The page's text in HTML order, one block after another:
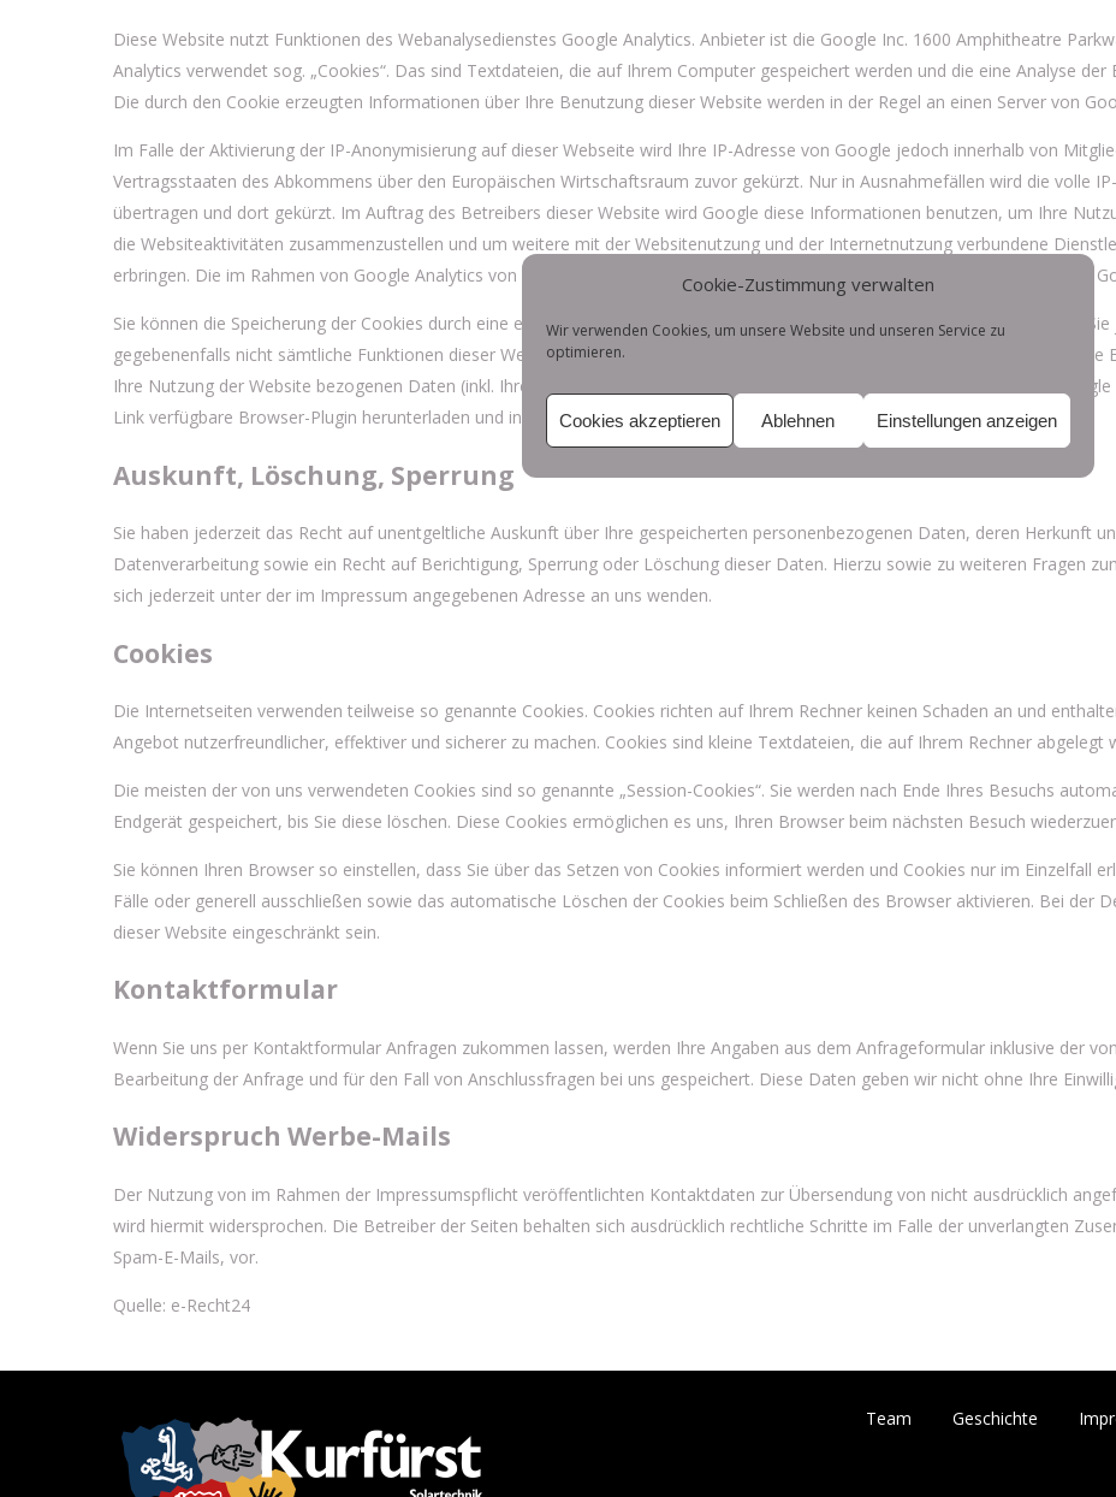
Cookie-Zustimmung verwalten
Wir verwenden Cookies, um unsere Website und unseren Service zu
optimieren.
Cookies akzeptieren Ablehnen Einstellungen anzeigen
Diese Website nutzt Funktionen des Webanalysedienstes Google Analytics. Anbieter ist die Google Inc. 1600 Amphitheatre
Analytics verwendet sog. „Cookies“. Das sind Textdateien, die auf Ihrem Computer gespeichert werden und die eine Analyse
Die durch den Cookie erzeugten Informationen über Ihre Benutzung dieser Website werden in der Regel an einen Server von
Im Falle der Aktivierung der IP-Anonymisierung auf dieser Webseite wird Ihre IP-Adresse von Google jedoch innerhalb von
Vertragsstaaten des Abkommens über den Europäischen Wirtschaftsraum zuvor gekürzt. Nur in Ausnahmefällen wird die volle
übertragen und dort gekürzt. Im Auftrag des Betreibers dieser Website wird Google diese Informationen benutzen, um Ihre
die Websiteaktivitäten zusammenzustellen und um weitere mit der Websitenutzung und der Internetnutzung verbundene
erbringen. Die im Rahmen von Google Analytics von Ihrem Browser übermittelte IP-Adresse wird nicht mit anderen Daten von
Sie können die Speicherung der Cookies durch eine entsprechende Einstellung Ihrer Browser-Software verhindern; wir weisen
gegebenenfalls nicht sämtliche Funktionen dieser Website vollumfänglich werden nutzen können. Sie können darüber hinaus
Ihre Nutzung der Website bezogenen Daten (inkl. Ihrer IP-Adresse) an Google sowie die Verarbeitung dieser Daten durch
Link verfügbare Browser-Plugin herunterladen und installieren:http://tools.google.com/dlpage/gaoptout?hl=de
Auskunft, Löschung, Sperrung
Sie haben jederzeit das Recht auf unentgeltliche Auskunft über Ihre gespeicherten personenbezogenen Daten, deren Herkunft
Datenverarbeitung sowie ein Recht auf Berichtigung, Sperrung oder Löschung dieser Daten. Hierzu sowie zu weiteren Fragen
sich jederzeit unter der im Impressum angegebenen Adresse an uns wenden.
Cookies
Die Internetseiten verwenden teilweise so genannte Cookies. Cookies richten auf Ihrem Rechner keinen Schaden an und
Angebot nutzerfreundlicher, effektiver und sicherer zu machen. Cookies sind kleine Textdateien, die auf Ihrem Rechner abgelegt
Die meisten der von uns verwendeten Cookies sind so genannte „Session-Cookies“. Sie werden nach Ende Ihres Besuchs
Endgerät gespeichert, bis Sie diese löschen. Diese Cookies ermöglichen es uns, Ihren Browser beim nächsten Besuch
Sie können Ihren Browser so einstellen, dass Sie über das Setzen von Cookies informiert werden und Cookies nur im Einzelfall
Fälle oder generell ausschließen sowie das automatische Löschen der Cookies beim Schließen des Browser aktivieren. Bei der
dieser Website eingeschränkt sein.
Kontaktformular
Wenn Sie uns per Kontaktformular Anfragen zukommen lassen, werden Ihre Angaben aus dem Anfrageformular inklusive der
Bearbeitung der Anfrage und für den Fall von Anschlussfragen bei uns gespeichert. Diese Daten geben wir nicht ohne Ihre
Widerspruch Werbe-Mails
Der Nutzung von im Rahmen der Impressumspflicht veröffentlichten Kontaktdaten zur Übersendung von nicht ausdrücklich
wird hiermit widersprochen. Die Betreiber der Seiten behalten sich ausdrücklich rechtliche Schritte im Falle der unverlangten
Spam-E-Mails, vor.
Quelle: e-Recht24
Team Geschichte